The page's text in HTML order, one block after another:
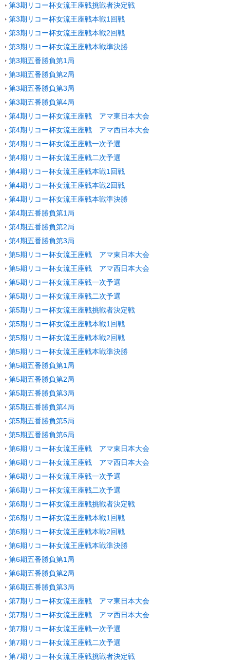
第3期リコー杯女流王座戦挑戦者決定戦
第3期リコー杯女流王座戦本戦1回戦
第3期リコー杯女流王座戦本戦2回戦
第3期リコー杯女流王座戦本戦準決勝
第3期五番勝負第1局
第3期五番勝負第2局
第3期五番勝負第3局
第3期五番勝負第4局
第4期リコー杯女流王座戦 アマ東日本大会
第4期リコー杯女流王座戦 アマ西日本大会
第4期リコー杯女流王座戦一次予選
第4期リコー杯女流王座戦二次予選
第4期リコー杯女流王座戦本戦1回戦
第4期リコー杯女流王座戦本戦2回戦
第4期リコー杯女流王座戦本戦準決勝
第4期五番勝負第1局
第4期五番勝負第2局
第4期五番勝負第3局
第5期リコー杯女流王座戦 アマ東日本大会
第5期リコー杯女流王座戦 アマ西日本大会
第5期リコー杯女流王座戦一次予選
第5期リコー杯女流王座戦二次予選
第5期リコー杯女流王座戦挑戦者決定戦
第5期リコー杯女流王座戦本戦1回戦
第5期リコー杯女流王座戦本戦2回戦
第5期リコー杯女流王座戦本戦準決勝
第5期五番勝負第1局
第5期五番勝負第2局
第5期五番勝負第3局
第5期五番勝負第4局
第5期五番勝負第5局
第5期五番勝負第6局
第6期リコー杯女流王座戦 アマ東日本大会
第6期リコー杯女流王座戦 アマ西日本大会
第6期リコー杯女流王座戦一次予選
第6期リコー杯女流王座戦二次予選
第6期リコー杯女流王座戦挑戦者決定戦
第6期リコー杯女流王座戦本戦1回戦
第6期リコー杯女流王座戦本戦2回戦
第6期リコー杯女流王座戦本戦準決勝
第6期五番勝負第1局
第6期五番勝負第2局
第6期五番勝負第3局
第7期リコー杯女流王座戦 アマ東日本大会
第7期リコー杯女流王座戦 アマ西日本大会
第7期リコー杯女流王座戦一次予選
第7期リコー杯女流王座戦二次予選
第7期リコー杯女流王座戦挑戦者決定戦